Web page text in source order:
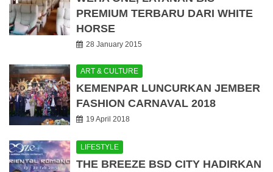
PREMIUM TERBARU DARI WHITE
HORSE
28 January 2015
ART & CULTURE
KEMENPAR LUNCURKAN JEMBER
FASHION CARNAVAL 2018
19 April 2018
LIFESTYLE
THE BREEZE BSD CITY HADIRKAN